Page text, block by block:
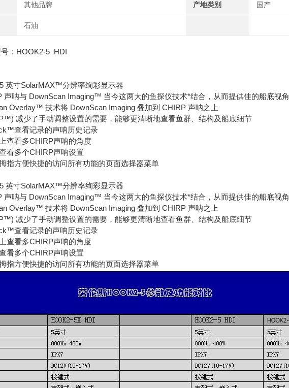
其他品牌 产地类别 国产
石油
：HOOK2-5 HDI
英寸SolarMAX™分辨率绚彩显示器
声呐与 DownScan Imaging™ 当今这两大的鱼探仪技术*结合，从而提供佳的船底视角
Overlay™ 技术将 DownScan Imaging 叠加到 CHIRP 声呐之上
减少了手动调整设置的需要，能够更清晰地查看鱼群、结构及船底细节
查看记录的声呐历史记录
查看多CHIRP声呐的角度
看多个CHIRP声呐设置
指方便快捷的访问所有功能的页面选择器菜单
英寸SolarMAX™分辨率绚彩显示器
声呐与 DownScan Imaging™ 当今这两大的鱼探仪技术*结合，从而提供佳的船底视角
Overlay™ 技术将 DownScan Imaging 叠加到 CHIRP 声呐之上
减少了手动调整设置的需要，能够更清晰地查看鱼群、结构及船底细节
查看记录的声呐历史记录
查看多CHIRP声呐的角度
看多个CHIRP声呐设置
指方便快捷的访问所有功能的页面选择器菜单